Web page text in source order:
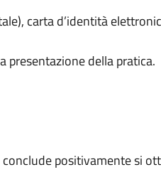
carta d’identità
presentazione della pratica.
positivamente si